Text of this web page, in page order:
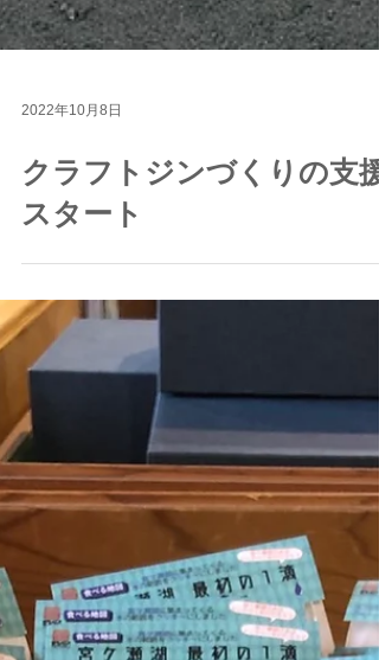
クラフトジンづくりの支援
スタート